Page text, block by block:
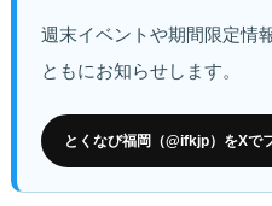
週末イベントや期間限定情
ともにお知らせします。
とくなび福岡（@ifkjp）をXで